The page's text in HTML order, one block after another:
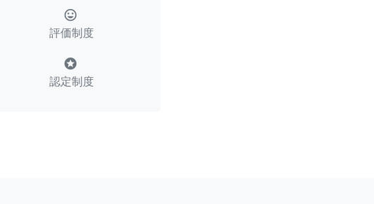
tag_faces
評価制度
stars
認定制度